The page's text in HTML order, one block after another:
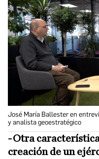
José María Ballester en
y analista geoestratégico
-Otra
creación de un